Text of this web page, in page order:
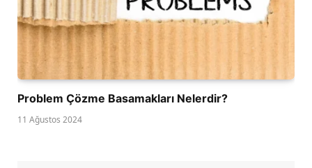
Problem Çözme Basamakları Nelerdir?
11 Ağustos 2024